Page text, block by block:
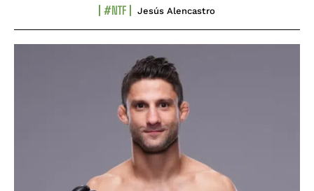
#NTF Jesús Alencastro